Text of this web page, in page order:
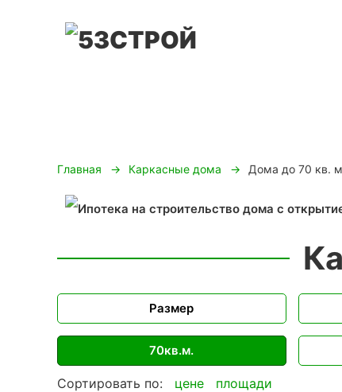
Главная Каркасные дома Дома до 70 кв.
Размер
70кв.м.
Сортировать по: цене площади